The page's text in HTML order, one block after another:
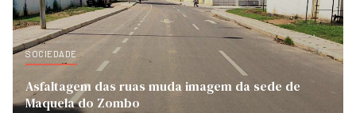
SOCIEDADE
Asfaltagem das ruas muda imagem da sede de
Maquela do Zombo